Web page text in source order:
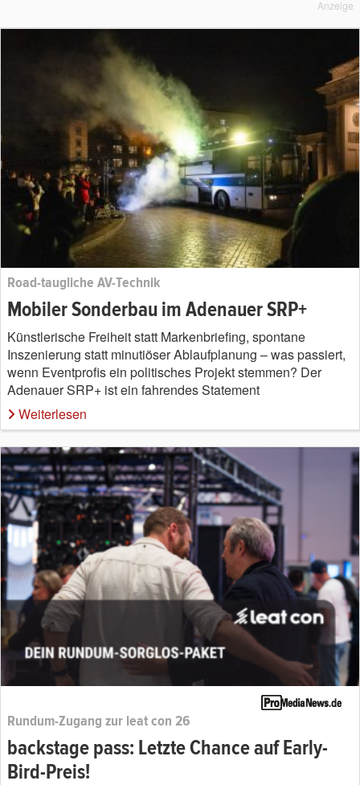
Anzeige
Road-taugliche AV-Technik
Mobiler Sonderbau im Adenauer SRP+
Künstlerische Freiheit statt Markenbriefing, spontane
Inszenierung statt minutiöser Ablaufplanung – was passiert,
wenn Eventprofis ein politisches Projekt stemmen? Der
Adenauer SRP+ ist ein fahrendes Statement
Weiterlesen
Rundum-Zugang zur leat con 26
backstage pass: Letzte Chance auf Early-
Bird-Preis!